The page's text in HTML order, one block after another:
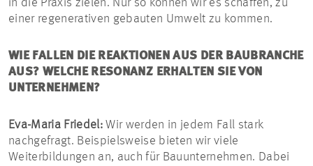
in die Praxis zielen. Nur so können wir es schaffen, zu
einer regenerativen gebauten Umwelt zu kommen.
WIE FALLEN DIE REAKTIONEN AUS DER BAUBRANCHE
AUS? WELCHE RESONANZ ERHALTEN SIE VON
UNTERNEHMEN?
Eva-Maria Friedel:Wir werden in jedem Fall stark
nachgefragt. Beispielsweise bieten wir viele
Weiterbildungen an, auch für Bauunternehmen. Dabei